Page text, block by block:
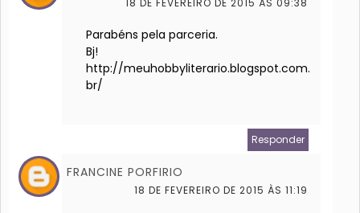
18 DE FEVEREIRO DE 2015 ÀS 09:38
Parabéns pela parceria.
Bj!
http://meuhobbyliterario.blogspot.com.
br/
Responder
FRANCINE PORFIRIO
18 DE FEVEREIRO DE 2015 ÀS 11:19